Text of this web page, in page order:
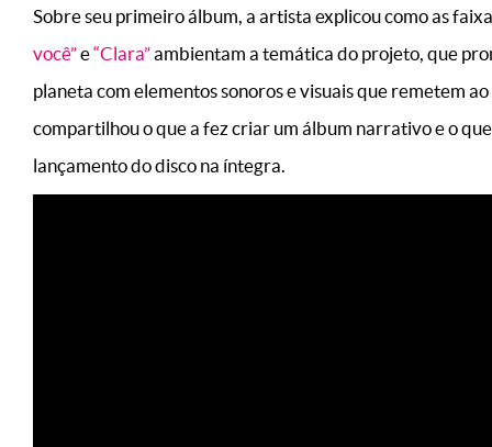
Sobre seu primeiro álbum, a artista explicou como as
você”e“Clara”ambientam a temática do projeto, que
planeta com elementos sonoros e visuais que remetem
compartilhou o que a fez criar um álbum narrativo e o
lançamento do disco na íntegra.